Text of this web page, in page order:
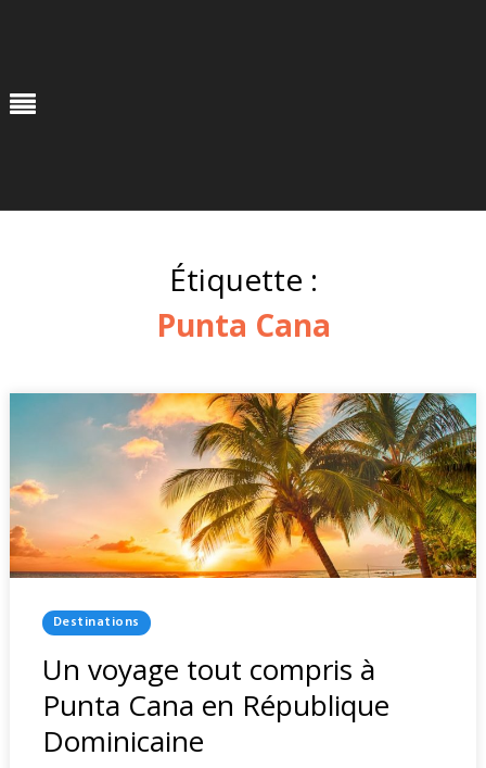
Menu
Étiquette :
Punta Cana
Posted
In
Destinations
Un voyage tout compris à
Punta Cana en République
Dominicaine